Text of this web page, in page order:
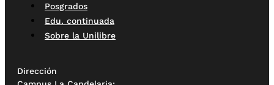
Posgrados
Edu. continuada
Sobre la Unilibre
Dirección